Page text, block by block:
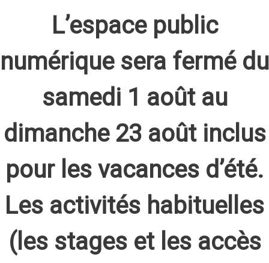
L’espace public
numérique sera fermé du
samedi 1 août au
dimanche 23 août inclus
pour les vacances d’été.
Les activités habituelles
(les stages et les accès